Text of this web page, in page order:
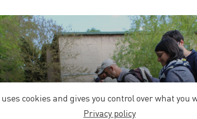
TOUR BOOKINGS
cookies and gives you control over what you
Privacy policy